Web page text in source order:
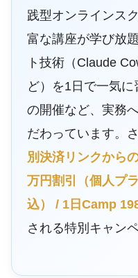
践型オンラインス
富な講座が学び放
ト技術（Claude
ど）を1日で一気に
の開催など、実務
だわっています。さ
別決済リンクから
万円割引（個人プ
込） / 1日Camp
される特別キャン